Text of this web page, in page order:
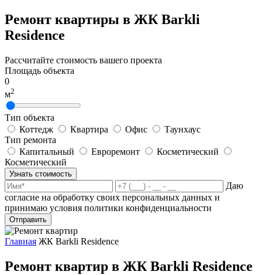
Ремонт квартиры в ЖК Barkli
Residence
Рассчитайте стоимость вашего проекта
Площадь объекта
0
м2
Тип объекта
Коттедж
Квартира Офис
Таунхаус
Тип ремонта
Капитальный
Евроремонт
Косметический
Косметический
Узнать стоимость
Даю
согласие на обработку своих персональных данных и
принимаю условия политики конфиденциальности
Отправить
Главная ЖК Barkli Residence
Ремонт квартир в ЖК Barkli Residence